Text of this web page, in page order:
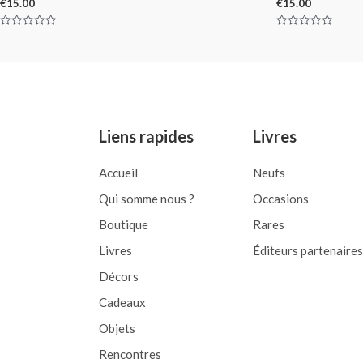
€15.00
€15.00
Liens rapides
Accueil
Qui somme nous ?
Boutique
Livres
Décors
Cadeaux
Objets
Rencontres
Livres
Neufs
Occasions
Rares
Éditeurs partenaires